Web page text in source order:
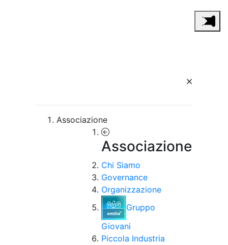
Associazione
Associazione
Chi Siamo
Governance
Organizzazione
Gruppo
Giovani
Piccola Industria